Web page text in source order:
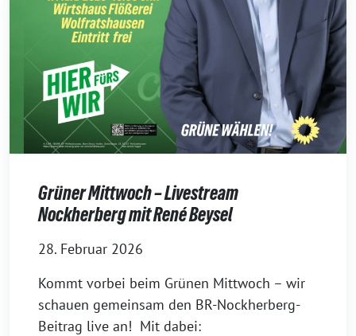
Grüner Mittwoch – Livestream
Nockherberg mit René Beysel
28. Februar 2026
Kommt vorbei beim Grünen Mittwoch – wir
schauen gemeinsam den BR-Nockherberg-
Beitrag live an! Mit dabei: